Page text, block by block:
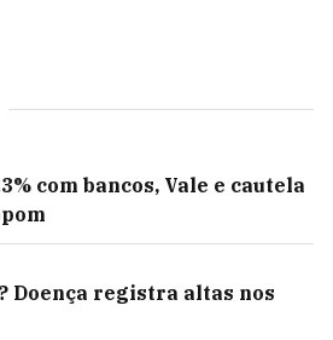
com bancos, Vale e cautela
Doença registra altas nos